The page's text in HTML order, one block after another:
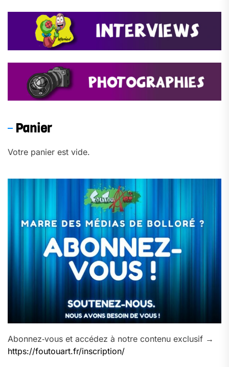
Panier
Votre panier est vide.
Abonnez‑vous et accédez à notre contenu exclusif →
https://foutouart.fr/inscription/